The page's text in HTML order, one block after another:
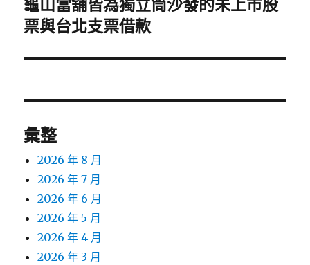
下
一
文
龜山當舖皆為獨立筒沙發的未上市股
票與台北支票借款
彙整
2026 年 8 月
2026 年 7 月
2026 年 6 月
2026 年 5 月
2026 年 4 月
2026 年 3 月